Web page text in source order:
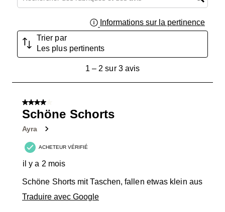
Informations sur la pertinence
Trier par
Les plus pertinents
sur
avis.
1– 2 sur 3 avis
4 sur 5 étoiles.
Schöne Schorts
Ayra
ACHETEUR VÉRIFIÉ
il y a 2 mois
Schöne Shorts mit Taschen, fallen etwas klein aus
Traduire avec Google